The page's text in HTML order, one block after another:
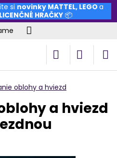
si novinky MATTEL, LEGO a
HRAČKY📦
oblohy a hviezd
a hviezd